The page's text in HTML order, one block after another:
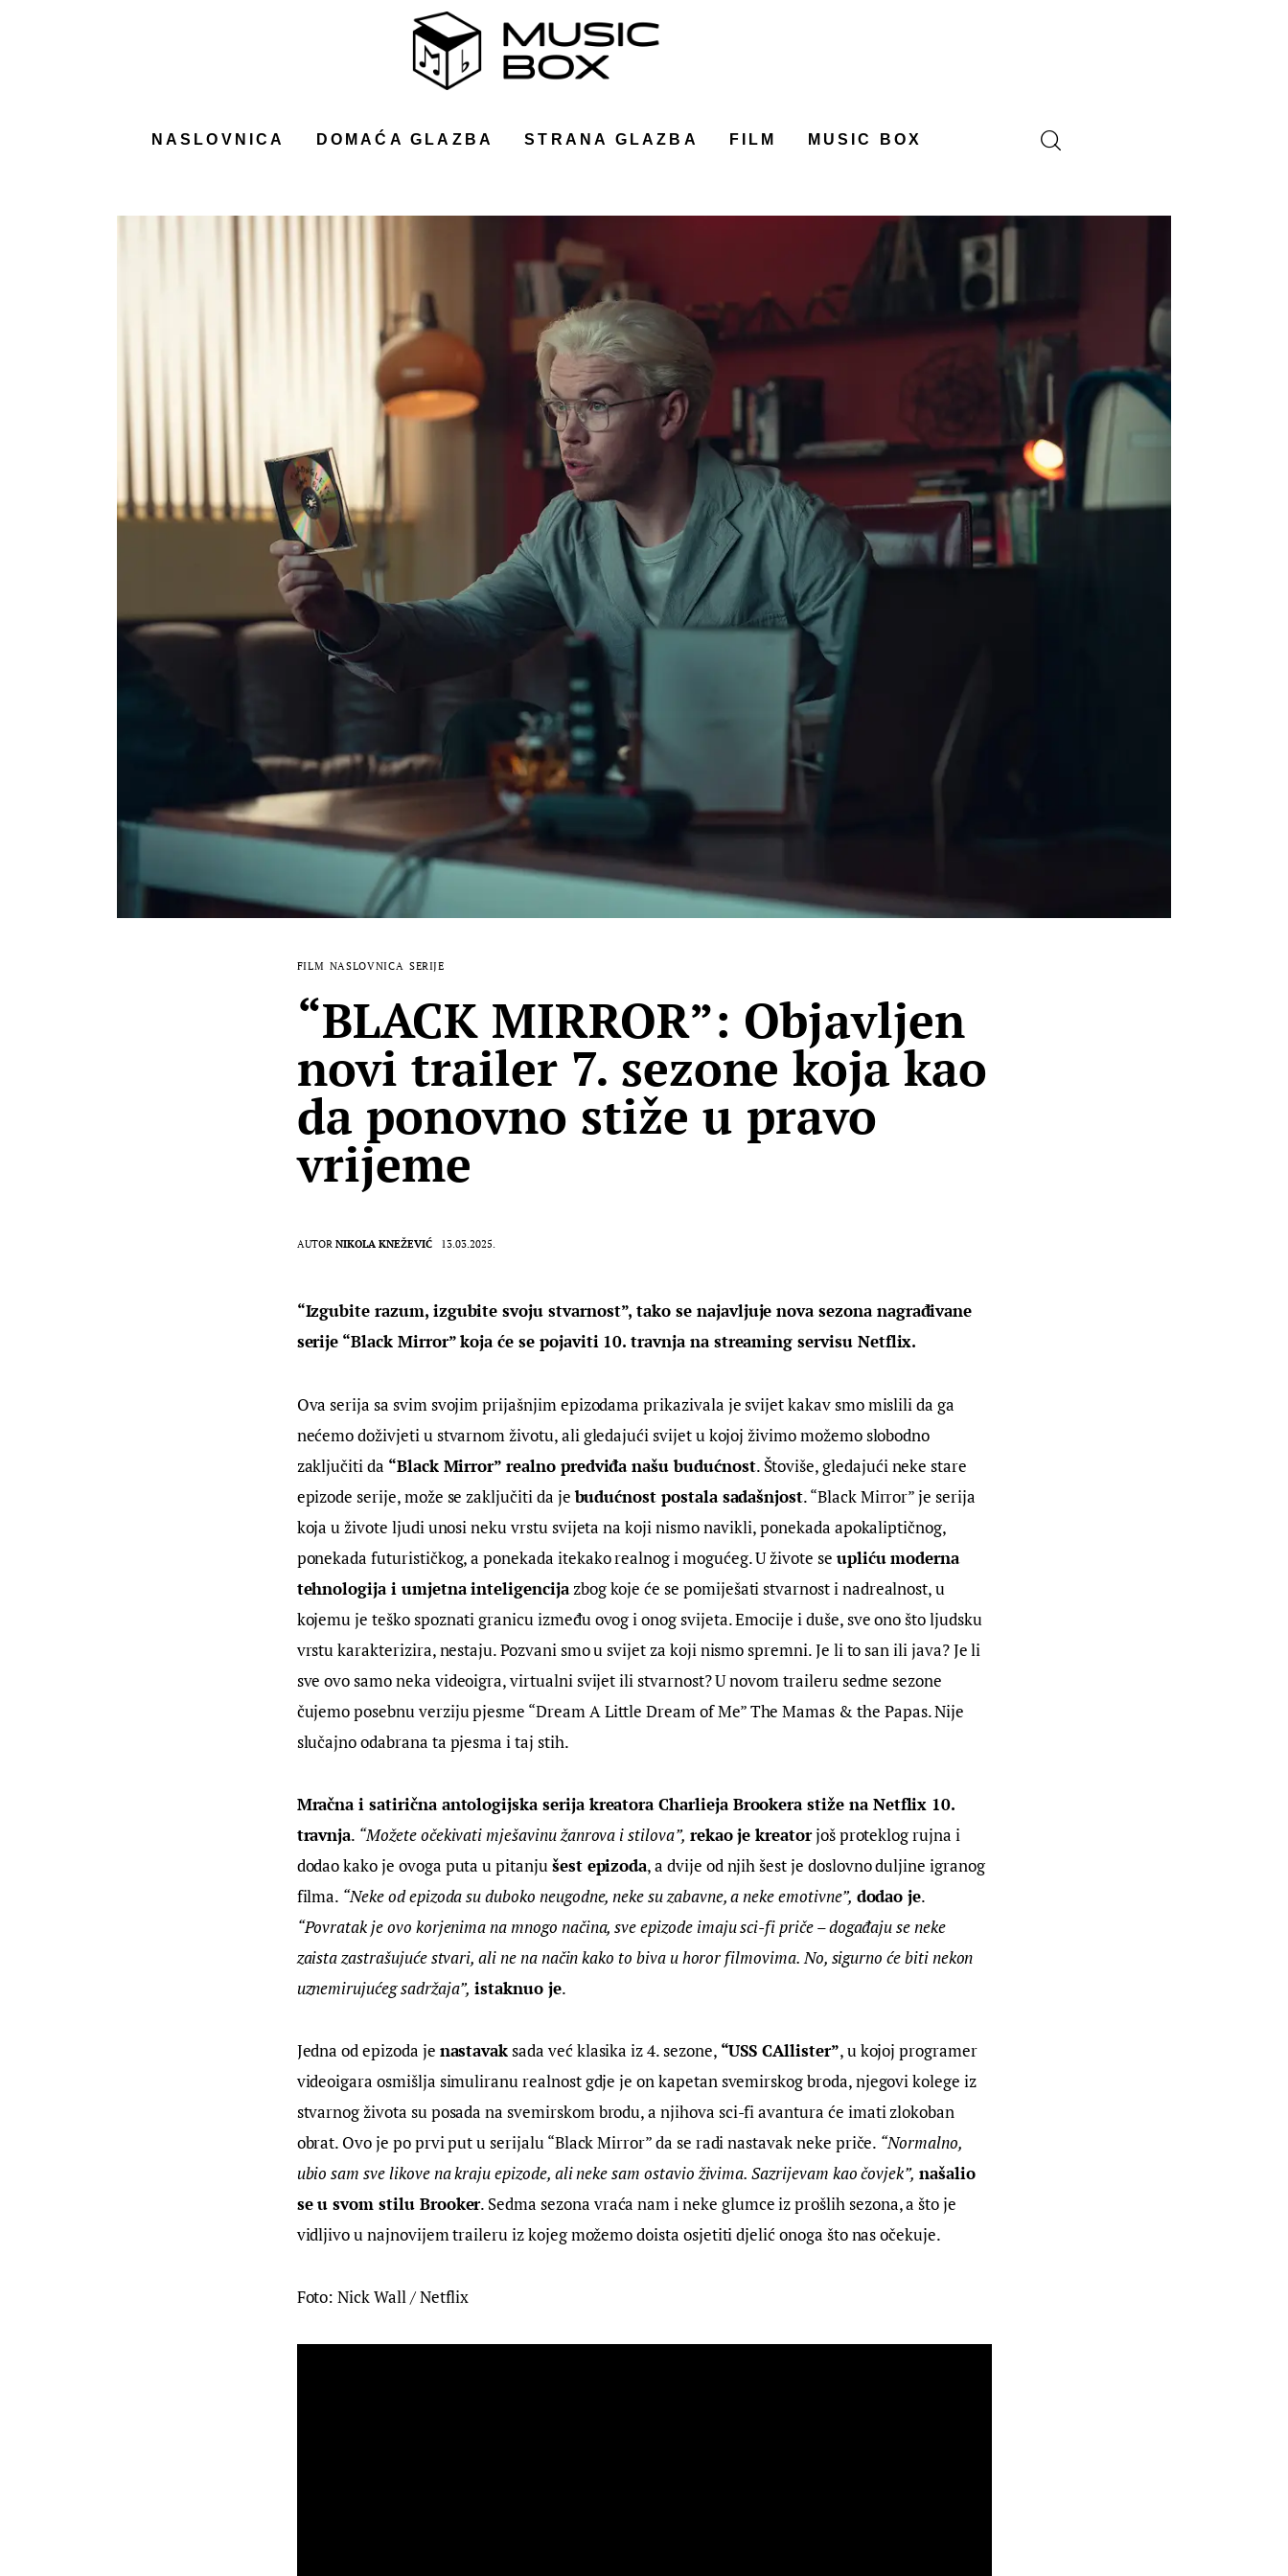
NASLOVNICA DOMAĆA GLAZBA STRANA GLAZBA FILM MUSIC BOX
FILM NASLOVNICA SERIJE
“BLACK MIRROR”: Objavljen
novi trailer 7. sezone koja kao
da ponovno stiže u pravo
vrijeme
AUTOR NIKOLA KNEŽEVIĆ 13.03.2025.
“Izgubite razum, izgubite svoju stvarnost”, tako se najavljuje nova sezona nagrađivane
serije “Black Mirror” koja će se pojaviti 10. travnja na streaming servisu Netflix.
Ova serija sa svim svojim prijašnjim epizodama prikazivala je svijet kakav smo mislili da ga
nećemo doživjeti u stvarnom životu, ali gledajući svijet u kojoj živimo možemo slobodno
zaključiti da “Black Mirror” realno predviđa našu budućnost. Štoviše, gledajući neke stare
epizode serije, može se zaključiti da je budućnost postala sadašnjost. “Black Mirror” je serija
koja u živote ljudi unosi neku vrstu svijeta na koji nismo navikli, ponekada apokaliptičnog,
ponekada futurističkog, a ponekada itekako realnog i mogućeg. U živote se upliću moderna
tehnologija i umjetna inteligencija zbog koje će se pomiješati stvarnost i nadrealnost, u
kojemu je teško spoznati granicu između ovog i onog svijeta. Emocije i duše, sve ono što ljudsku
vrstu karakterizira, nestaju. Pozvani smo u svijet za koji nismo spremni. Je li to san ili java? Je li
sve ovo samo neka videoigra, virtualni svijet ili stvarnost? U novom traileru sedme sezone
čujemo posebnu verziju pjesme “Dream A Little Dream of Me” The Mamas & the Papas. Nije
slučajno odabrana ta pjesma i taj stih.
Mračna i satirična antologijska serija kreatora Charlieja Brookera stiže na Netflix 10.
travnja. “Možete očekivati mješavinu žanrova i stilova”, rekao je kreator još proteklog rujna i
dodao kako je ovoga puta u pitanju šest epizoda, a dvije od njih šest je doslovno duljine igranog
filma. “Neke od epizoda su duboko neugodne, neke su zabavne, a neke emotivne”, dodao je.
“Povratak je ovo korjenima na mnogo načina, sve epizode imaju sci-fi priče – događaju se neke
zaista zastrašujuće stvari, ali ne na način kako to biva u horor filmovima. No, sigurno će biti nekon
uznemirujućeg sadržaja”, istaknuo je.
Jedna od epizoda je nastavak sada već klasika iz 4. sezone, “USS CAllister”, u kojoj programer
videoigara osmišlja simuliranu realnost gdje je on kapetan svemirskog broda, njegovi kolege iz
stvarnog života su posada na svemirskom brodu, a njihova sci-fi avantura će imati zlokoban
obrat. Ovo je po prvi put u serijalu “Black Mirror” da se radi nastavak neke priče. “Normalno,
ubio sam sve likove na kraju epizode, ali neke sam ostavio živima. Sazrijevam kao čovjek”, našalio
se u svom stilu Brooker. Sedma sezona vraća nam i neke glumce iz prošlih sezona, a što je
vidljivo u najnovijem traileru iz kojeg možemo doista osjetiti djelić onoga što nas očekuje.
Foto: Nick Wall / Netflix